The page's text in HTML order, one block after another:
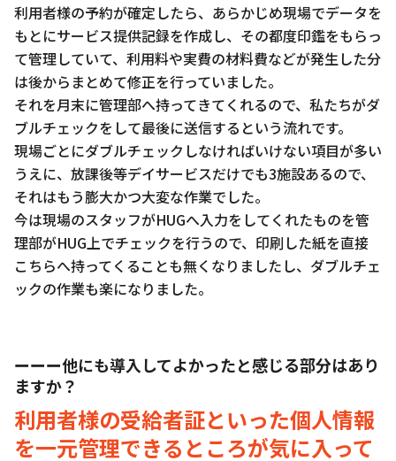
利用者様の予約が確定したら、あらかじめ現場でデータを
もとにサービス提供記録を作成し、その都度印鑑をもらっ
て管理していて、利用料や実費の材料費などが発生した分
は後からまとめて修正を行っていました。
それを月末に管理部へ持ってきてくれるので、私たちがダ
ブルチェックをして最後に送信するという流れです。
現場ごとにダブルチェックしなければいけない項目が多い
うえに、放課後等デイサービスだけでも3施設あるので、
それはもう膨大かつ大変な作業でした。
今は現場のスタッフがHUGへ入力をしてくれたものを管
理部がHUG上でチェックを行うので、印刷した紙を直接
こちらへ持ってくることも無くなりましたし、ダブルチェ
ックの作業も楽になりました。
ーーー他にも導入してよかったと感じる部分はあり
ますか？
利用者様の受給者証といった個人情報
を一元管理できるところが気に入って